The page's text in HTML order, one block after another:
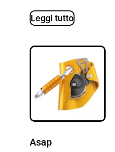
Leggi tutto
Asap